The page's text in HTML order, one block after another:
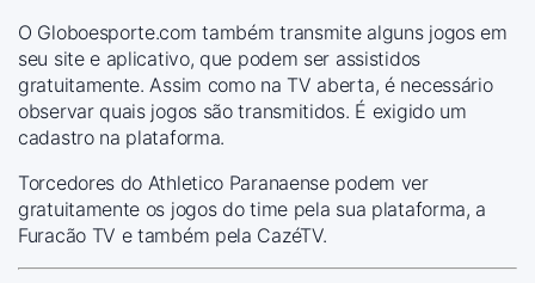
O Globoesporte.com também transmite alguns jogos em
seu site e aplicativo, que podem ser assistidos
gratuitamente. Assim como na TV aberta, é necessário
observar quais jogos são transmitidos. É exigido um
cadastro na plataforma.
Torcedores do Athletico Paranaense podem ver
gratuitamente os jogos do time pela sua plataforma, a
Furacão TV e também pela CazéTV.